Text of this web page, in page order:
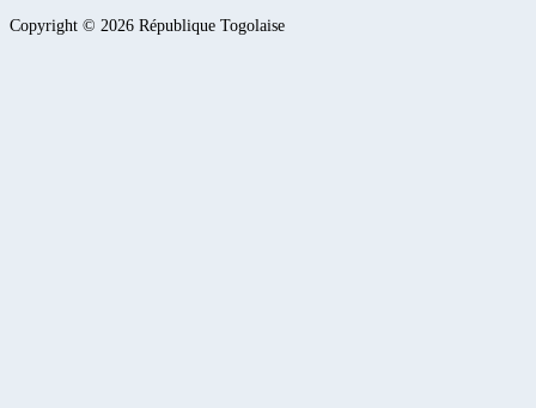
Copyright © 2026 République Togolaise